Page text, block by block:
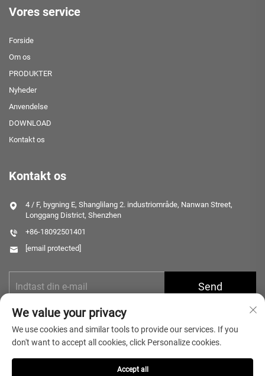
Vores service
Forside
Om os
PRODUKTER
Nyheder
Anvendelse
DOWNLOAD
Kontakt os
Kontakt os
4 / F, bygning E, Shanglilang 2. industriområde, Nanwan Street,
Longgang District, Shenzhen
+86-18092501401
[email protected]
Send
We value your privacy
We use cookies and similar tools to provide our services. If you
don't want to accept all cookies, click Personalize cookies.
Accept all